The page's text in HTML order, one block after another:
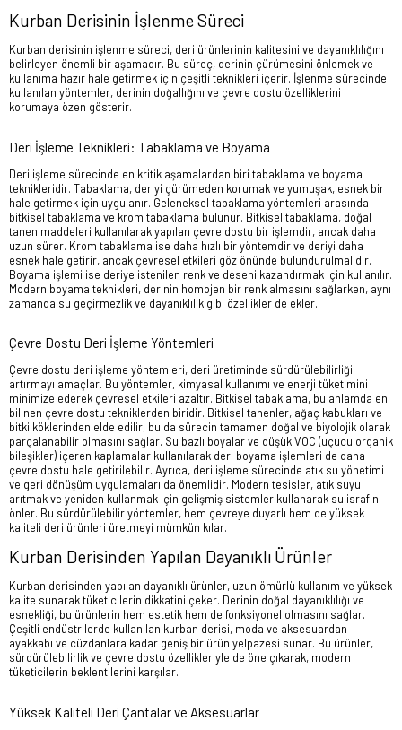
Kurban Derisinin İşlenme Süreci
Kurban derisinin işlenme süreci, deri ürünlerinin kalitesini ve dayanıklılığını
belirleyen önemli bir aşamadır. Bu süreç, derinin çürümesini önlemek ve
kullanıma hazır hale getirmek için çeşitli teknikleri içerir. İşlenme sürecinde
kullanılan yöntemler, derinin doğallığını ve çevre dostu özelliklerini
korumaya özen gösterir.
Deri İşleme Teknikleri: Tabaklama ve Boyama
Deri işleme sürecinde en kritik aşamalardan biri tabaklama ve boyama
teknikleridir. Tabaklama, deriyi çürümeden korumak ve yumuşak, esnek bir
hale getirmek için uygulanır. Geleneksel tabaklama yöntemleri arasında
bitkisel tabaklama ve krom tabaklama bulunur. Bitkisel tabaklama, doğal
tanen maddeleri kullanılarak yapılan çevre dostu bir işlemdir, ancak daha
uzun sürer. Krom tabaklama ise daha hızlı bir yöntemdir ve deriyi daha
esnek hale getirir, ancak çevresel etkileri göz önünde bulundurulmalıdır.
Boyama işlemi ise deriye istenilen renk ve deseni kazandırmak için kullanılır.
Modern boyama teknikleri, derinin homojen bir renk almasını sağlarken, aynı
zamanda su geçirmezlik ve dayanıklılık gibi özellikler de ekler.
Çevre Dostu Deri İşleme Yöntemleri
Çevre dostu deri işleme yöntemleri, deri üretiminde sürdürülebilirliği
artırmayı amaçlar. Bu yöntemler, kimyasal kullanımı ve enerji tüketimini
minimize ederek çevresel etkileri azaltır. Bitkisel tabaklama, bu anlamda en
bilinen çevre dostu tekniklerden biridir. Bitkisel tanenler, ağaç kabukları ve
bitki köklerinden elde edilir, bu da sürecin tamamen doğal ve biyolojik olarak
parçalanabilir olmasını sağlar. Su bazlı boyalar ve düşük VOC (uçucu organik
bileşikler) içeren kaplamalar kullanılarak deri boyama işlemleri de daha
çevre dostu hale getirilebilir. Ayrıca, deri işleme sürecinde atık su yönetimi
ve geri dönüşüm uygulamaları da önemlidir. Modern tesisler, atık suyu
arıtmak ve yeniden kullanmak için gelişmiş sistemler kullanarak su israfını
önler. Bu sürdürülebilir yöntemler, hem çevreye duyarlı hem de yüksek
kaliteli deri ürünleri üretmeyi mümkün kılar.
Kurban Derisinden Yapılan Dayanıklı Ürünler
Kurban derisinden yapılan dayanıklı ürünler, uzun ömürlü kullanım ve yüksek
kalite sunarak tüketicilerin dikkatini çeker. Derinin doğal dayanıklılığı ve
esnekliği, bu ürünlerin hem estetik hem de fonksiyonel olmasını sağlar.
Çeşitli endüstrilerde kullanılan kurban derisi, moda ve aksesuardan
ayakkabı ve cüzdanlara kadar geniş bir ürün yelpazesi sunar. Bu ürünler,
sürdürülebilirlik ve çevre dostu özellikleriyle de öne çıkarak, modern
tüketicilerin beklentilerini karşılar.
Yüksek Kaliteli Deri Çantalar ve Aksesuarlar